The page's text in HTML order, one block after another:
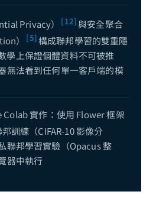
Privacy） [12]與安全聚合
）
[5]構成聯邦學習的雙重隱
上保證個體資料不可被推
無法看到任何單一客戶端的模
Colab 實作：使用 Flower 框架
訓練（CIFAR-10 影像分
聯邦學習實驗（Opacus 整
器中執行